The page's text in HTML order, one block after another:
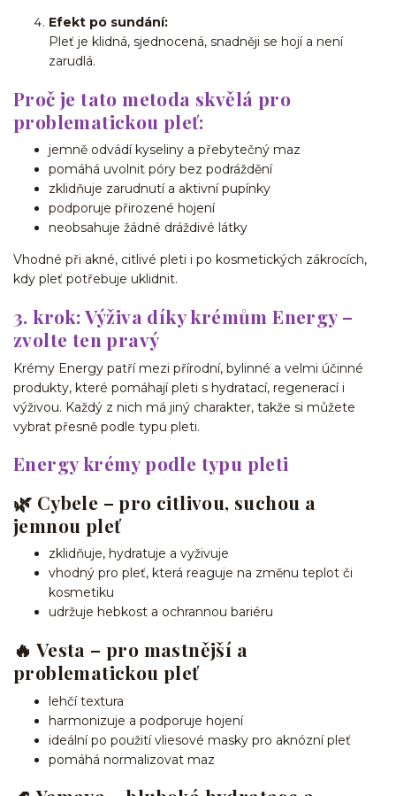
Efekt po sundání:
Pleť je klidná, sjednocená, snadněji se hojí a není
zarudlá.
Proč je tato metoda skvělá pro
problematickou pleť:
jemně odvádí kyseliny a přebytečný maz
pomáhá uvolnit póry bez podráždění
zklidňuje zarudnutí a aktivní pupínky
podporuje přirozené hojení
neobsahuje žádné dráždivé látky
Vhodné při akné, citlivé pleti i po kosmetických zákrocích,
kdy pleť potřebuje uklidnit.
3. krok: Výživa díky krémům Energy –
zvolte ten pravý
Krémy Energy patří mezi přírodní, bylinné a velmi účinné
produkty, které pomáhají pleti s hydratací, regenerací i
výživou. Každý z nich má jiný charakter, takže si můžete
vybrat přesně podle typu pleti.
Energy krémy podle typu pleti
🌿 Cybele – pro citlivou, suchou a
jemnou pleť
zklidňuje, hydratuje a vyživuje
vhodný pro pleť, která reaguje na změnu teplot či
kosmetiku
udržuje hebkost a ochrannou bariéru
🔥 Vesta – pro mastnější a
problematickou pleť
lehčí textura
harmonizuje a podporuje hojení
ideální po použití vliesové masky pro aknózní pleť
pomáhá normalizovat maz